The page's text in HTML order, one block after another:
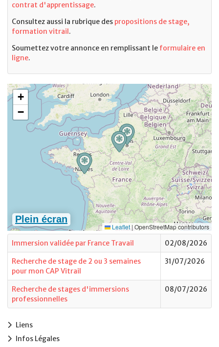
contrat d'apprentissage.
Consultez aussi la rubrique des propositions de stage,
formation vitrail.
Soumettez votre annonce en remplissant le formulaire en
ligne.
Immersion validée par France Travail 02/08/2026
Recherche de stage de 2 ou 3 semaines
pour mon CAP Vitrail
31/07/2026
Recherche de stages d'immersions
professionnelles
08/07/2026
Liens
Infos Légales